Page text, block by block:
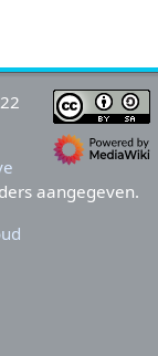
aangegeven.